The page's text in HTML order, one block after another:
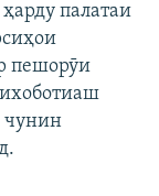
палатаи
пешорӯи
чунин